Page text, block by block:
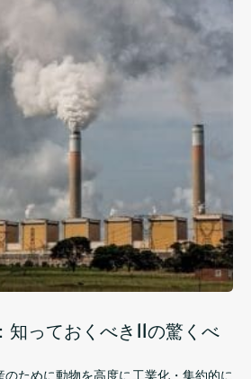
っておくべき11の驚くべ
ために動物を高度に工業化・集約的に